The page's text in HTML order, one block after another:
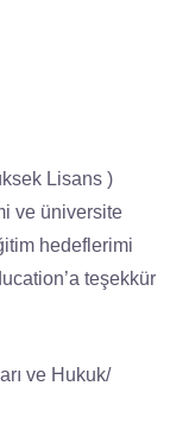
Lisans )
ve üniversite
hedeflerimi
teşekkür
ve Hukuk/